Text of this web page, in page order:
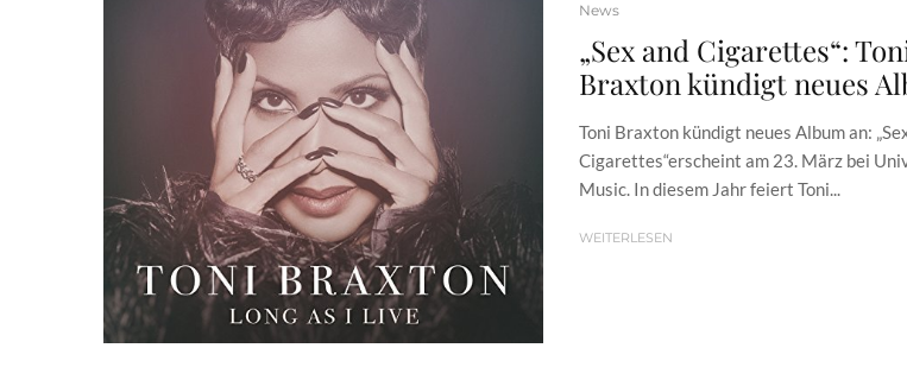
News
„Sex and Cigarettes“:
Braxton kündigt neues
Toni Braxton kündigt neues Album an:
Cigarettes“erscheint am 23. März bei
Music. In diesem Jahr feiert Toni...
WEITERLESEN